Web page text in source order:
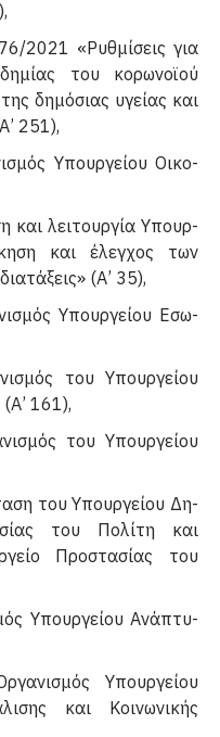
2021 «Ρυθμίσεις για
του κορωνοϊού
δημόσιας υγείας και
251),
Υπουργείου Οικο­
και λειτουργία Υπουρ­
και έλεγχος των
(Α’ 35),
Υπουργείου Εσω­
του Υπουργείου
161),
του Υπουργείου
του Υπουργείου Δη­
του Πολίτη και
Προστασίας του
Υπουργείου Ανάπτυ­
Υπουργείου
και Κοινωνικής